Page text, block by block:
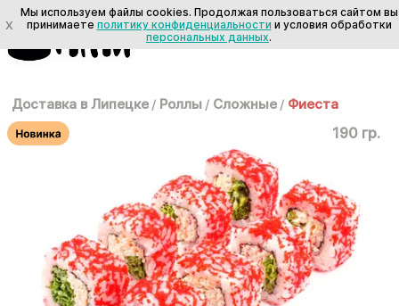
Доставка в Липецке / Роллы / Сложные / Фиеста
190 гр.
X
Мы используем файлы cookies. Продолжая пользоваться сайтом вы
принимаете политику конфиденциальности и условия обработки
персональных данных.